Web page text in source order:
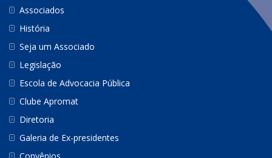
Associados
História
Seja um Associado
Legislação
Escola de Advocacia Pública
Clube Apromat
Diretoria
Galeria de Ex-presidentes
Convênios